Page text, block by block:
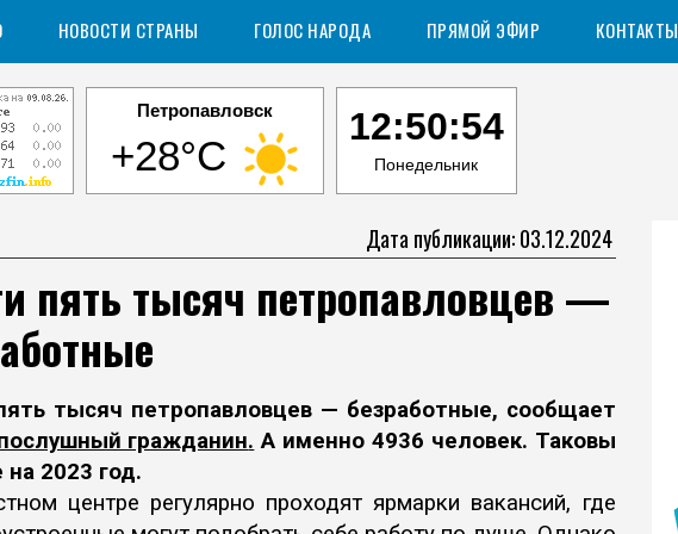
НОВОСТИ СТРАНЫ ГОЛОС НАРОДА ПРЯМОЙ ЭФИР КОНТАКТЫ
Петропавловск
+28°C
12:50:55
Понедельник
Дата публикации: 03.12.2024
пять тысяч петропавловцев —
тысяч петропавловцев — безработные, сообщает
гражданин. А именно 4936 человек. Таковы
2023 год.
центре регулярно проходят ярмарки вакансий, где